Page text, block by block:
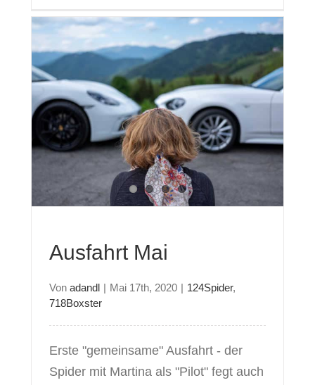
Ausfahrt Mai
Von adandl | Mai 17th, 2020 | 124Spider,
718Boxster
Erste "gemeinsame" Ausfahrt - der
Spider mit Martina als "Pilot" fegt auch